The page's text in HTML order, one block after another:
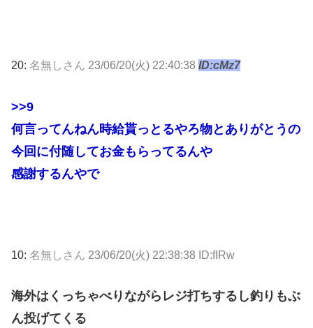
20: 名無しさん 23/06/20(火) 22:40:38 ID:cMz7
>>9
何言ってんねん時給貰っとるやろ物とありがとうの
今回に付随してお金もらってるんや
感謝するんやで
10: 名無しさん 23/06/20(火) 22:38:38 ID:fIRw
海外はくっちゃべりながらレジ打ちするし釣りもぶ
ん投げてくる